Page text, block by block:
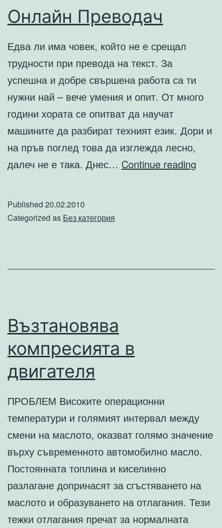
Онлайн Преводач
Едва ли има човек, който не е срещал
трудности при превода на текст. За
успешна и добре свършена работа са ти
нужни най – вече умения и опит. От много
години хората се опитват да научат
машините да разбират техният език. Дори и
на пръв поглед това да изглежда лесно,
далеч не е така. Днес… Continue reading
Published 20.02.2010
Categorized as Без категория
Възтановява
компресията в
двигателя
ПРОБЛЕМ Високите операционни
температури и голямият интервал между
смени на маслото, оказват голямо значение
върху съвременното автомобилно масло.
Постоянната топлина и киселинно
разлагане допринасят за сгъстяването на
маслото и образуването на отлагания. Тези
тежки отлагания пречат за нормалната